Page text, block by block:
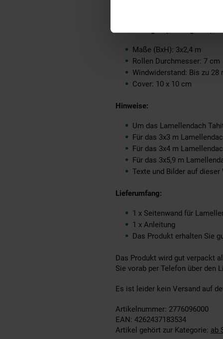
Maße (BxH): 3x2,4 m
Rollen Durchmesser: 7 cm
Windwiderstand: Bis zu 28
Cover: 10 x 10 cm
Hinweise:
Um das Lamellendach
Für das 3x3 m
Für das 3x4 m
Für das 3x5,9 m
Texte und Bilder auf
Lieferumfang:
1 x Seitenwand für
1 x Anleitung
Das Produkt erhalten Sie
Das Produkt wird gut verpackt
Sie vorab per Telefon über den
Es ist leider kein Versand auf
Artikelnummer: 2776096000
EAN: 4262437183534
Artikel gehört zur Kategorie: ab